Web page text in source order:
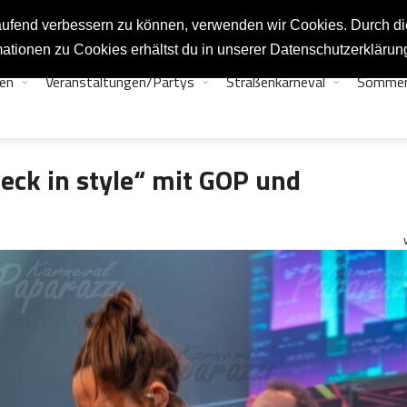
verbessern zu können, verwenden wir Cookies. Durch
zu Cookies erhältst du in unserer
Veranstaltungen/Partys Straßenkarneval
in style“ mit GOP und